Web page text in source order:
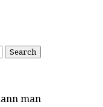
man